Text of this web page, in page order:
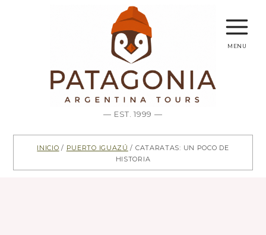
— EST. 1999 —
menu
Inicio / Puerto Iguazú / Cataratas: Un poco de
historia